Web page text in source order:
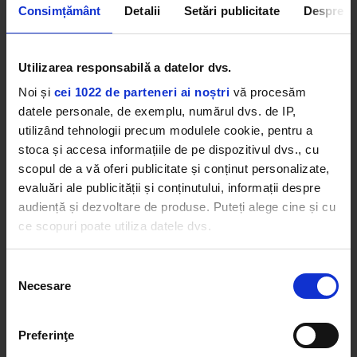
Consimțământ Detalii Setări publicitate Despre
Utilizarea responsabilă a datelor dvs.
Noi și cei 1022 de parteneri ai noștri vă procesăm
datele personale, de exemplu, numărul dvs. de IP,
utilizând tehnologii precum modulele cookie, pentru a
stoca și accesa informațiile de pe dispozitivul dvs., cu
scopul de a vă oferi publicitate și conținut personalizate,
evaluări ale publicității și conținutului, informații despre
audiență și dezvoltare de produse. Puteți alege cine și cu
ce scopuri poate utiliza datele dvs.
Să colectăm informațiile cu privire la locația dvs.
Să vă identificăm dispozitivul scanândul-l în mod
activ după caracteristici specifice (amprentare)
consimțământului
Necesare
Preferinţe
Filmul va ajunge în cinematografe pe 9 octombrie,
2024.